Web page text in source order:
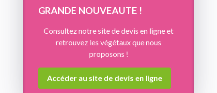
GRANDE NOUVEAUTE !
Consultez notre site de devis en ligne et
retrouvez les végétaux que nous
proposons !
Accéder au site de devis en ligne
Panneau de gestion des cookies